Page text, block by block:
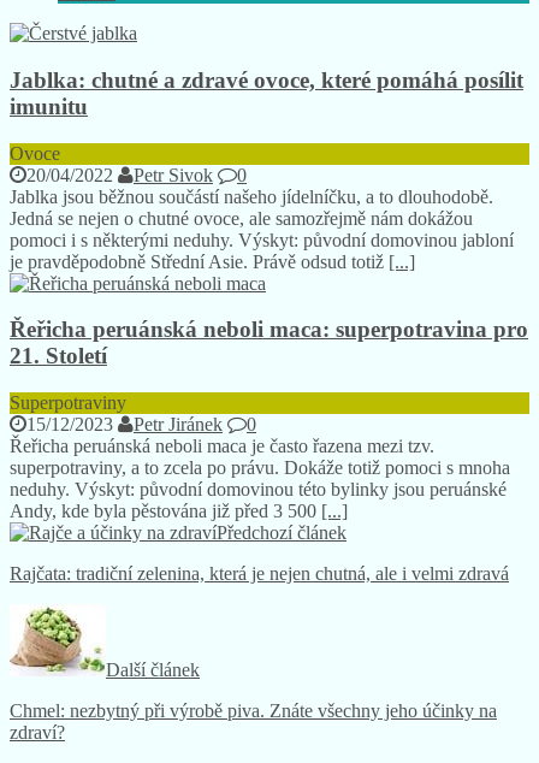
Jablka: chutné a zdravé ovoce, které pomáhá posílit
imunitu
Ovoce
20/04/2022
Petr Sivok
0
Jablka jsou běžnou součástí našeho jídelníčku, a to dlouhodobě.
Jedná se nejen o chutné ovoce, ale samozřejmě nám dokážou
pomoci i s některými neduhy. Výskyt: původní domovinou jabloní
je pravděpodobně Střední Asie. Právě odsud totiž [...]
Řeřicha peruánská neboli maca: superpotravina pro
21. Století
Superpotraviny
15/12/2023
Petr Jiránek
0
Řeřicha peruánská neboli maca je často řazena mezi tzv.
superpotraviny, a to zcela po právu. Dokáže totiž pomoci s mnoha
neduhy. Výskyt: původní domovinou této bylinky jsou peruánské
Andy, kde byla pěstována již před 3 500 [...]
Předchozí článek
Rajčata: tradiční zelenina, která je nejen chutná, ale i velmi zdravá
Další článek
Chmel: nezbytný při výrobě piva. Znáte všechny jeho účinky na
zdraví?